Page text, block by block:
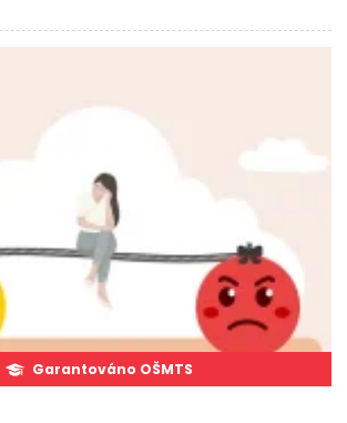
Garantováno OŠMTS